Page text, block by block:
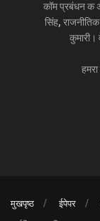
कॉम प्रबंधन क
सिंह,
मुखपृष्ठ ईपेपर